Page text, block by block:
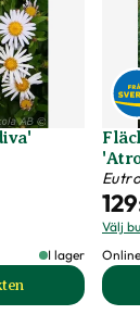
I lager
'Madiva'
129
Välj
Online